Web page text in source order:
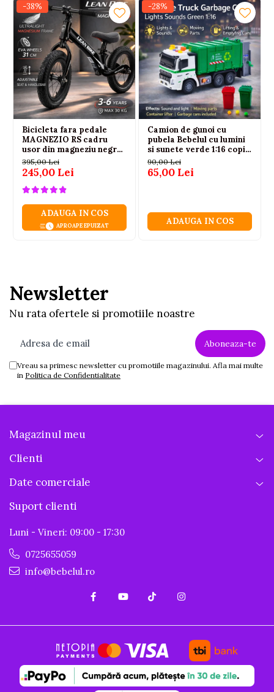
-38%
Bicicleta fara pedale
MAGNEZIO RS cadru
usor din magneziu negru
3-6 ani
395,00 Lei
245,00 Lei
ADAUGA IN COS
APROAPE EPUIZAT
-28%
Camion de gunoi cu
pubela Bebelul cu lumini
si sunete verde 1:16 copii
3 ani+
90,00 Lei
65,00 Lei
ADAUGA IN COS
Newsletter
Nu rata ofertele si promotiile noastre
Vreau sa primesc newsletter cu promotiile magazinului. Afla mai multe
in Politica de Confidentialitate
Magazinul meu
Clienti
Date comerciale
Suport clienti
Luni - Vineri: 09:00 - 17:30
0725655059
info@bebelul.ro